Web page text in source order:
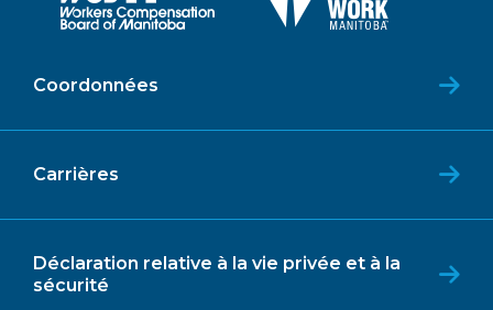
Coordonnées
Carrières
Déclaration relative à la vie privée et à la
sécurité